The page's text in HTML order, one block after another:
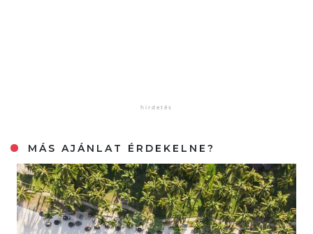
MÁS AJÁNLAT ÉRDEKELNE?